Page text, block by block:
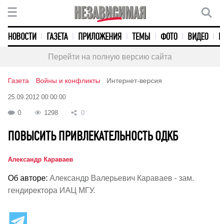
НОВОСТИ ГАЗЕТА ПРИЛОЖЕНИЯ ТЕМЫ ФОТО ВИДЕО
Перейти на полную версию сайта
Газета Войны и конфликты Интернет-версия
25.09.2012 00:00:00
0 1298 0
ПОВЫСИТЬ ПРИВЛЕКАТЕЛЬНОСТЬ ОДКБ
Александр Караваев
Об авторе: Александр Валерьевич Караваев - зам.
гендиректора ИАЦ МГУ.